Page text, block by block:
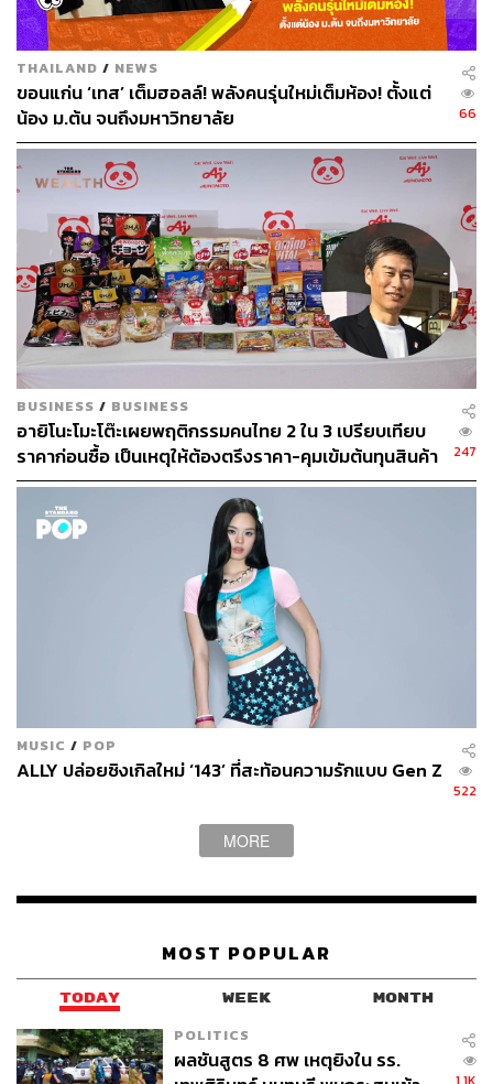
คุ้นเคยกับเทคโนโลยี มีความคิดสร้างสรรค์ ใฝ่ฝันอยากเป็น
คอนเทนต์ครีเอเตอร์ ยูทูเบอร์ และอินฟลูเอ็นเซอร์
นอกจากนี้ Gen Alpha ยังตระหนักถึงปัญหาต่างๆ ของโลก
ไม่ว่าจะเป็นภาวะโลกร้อน ความเหลื่อมล้ำ หรือปัญหา
สุขภาพจิต
พวกเขามองหาธุรกิจ สินค้า และบริการที่ช่วยแก้ปัญหาเหล่า
นี้ และสร้างโลกให้น่าอยู่ยิ่งขึ้น นักการตลาดเตรียมพร้อม
รับมือกับพลังของ Gen Alpha ที่กำลังจะเติบโตและกำหนด
อนาคตของโลก
เมื่อโลกเปลี่ยน ทุกธุรกิจต้องพร้อมปรับตัว การเข้าใจ
พฤติกรรมผู้บริโภคแต่ละเจเนอเรชันไม่ใช่ทางเลือก แต่เป็น
ความจำเป็นที่จะกำหนดความอยู่รอดในปี 2025 แบรนด์ที่
เข้าใจความแตกต่างและตอบโจทย์ได้ตรงใจจะเป็นผู้ชนะ
ส่วนแบรนด์ที่ยังคงยึดติดกับกลยุทธ์เดิมๆ อาจต้องเผชิญกับ
ความท้าทายที่ไม่คาดคิด ถึงเวลาแล้วที่ต้องปรับตัวหรือถูกทิ้ง
ไว้ข้างหลัง
ผู้สนใจเนื้อหาทั้งหมดสามารถดาวน์โหลดได้ฟรีที่
w.tcdc.or.th/th/all/service/resource-center/e-book/34560-Tr
สามารถติดตาม THE STANDARD WEALTH
ผ่านแอปพลิเคชันต่างๆ ที่คุณสะดวกหรือใช้งานอยู่แล้วได้เลย
Millennials Gen Z
สํานักงานส่งเสริมเศรษฐกิจสร้างสรรค์ (CEA)
THAILAND / NEWS
ขอนแก่น ‘เทส’ เต็มฮอลล์! พลังคนรุ่นใหม่เต็มห้อง! ตั้งแต่
น้อง ม.ต้น จนถึงมหาวิทยาลัย
66
BUSINESS / BUSINESS
อายิโนะโมะโต๊ะเผยพฤติกรรมคนไทย 2 ใน 3 เปรียบเทียบ
ราคาก่อนซื้อ เป็นเหตุให้ต้องตรึงราคา-คุมเข้มต้นทุนสินค้า
247
MUSIC / POP
ALLY ปล่อยซิงเกิลใหม่ ‘143’ ที่สะท้อนความรักแบบ Gen Z
522
MORE
MOST POPULAR
TODAY WEEK MONTH
POLITICS
ผลชันสูตร 8 ศพ เหตุยิงใน รร.